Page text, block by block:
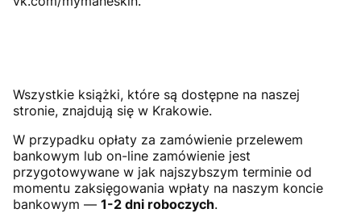
Wszystkie książki, które są dostępne na naszej
stronie, znajdują się w Krakowie.
W przypadku opłaty za zamówienie przelewem
bankowym lub on-line zamówienie jest
przygotowywane w jak najszybszym terminie od
momentu zaksięgowania wpłaty na naszym koncie
bankowym — 1-2 dni roboczych.